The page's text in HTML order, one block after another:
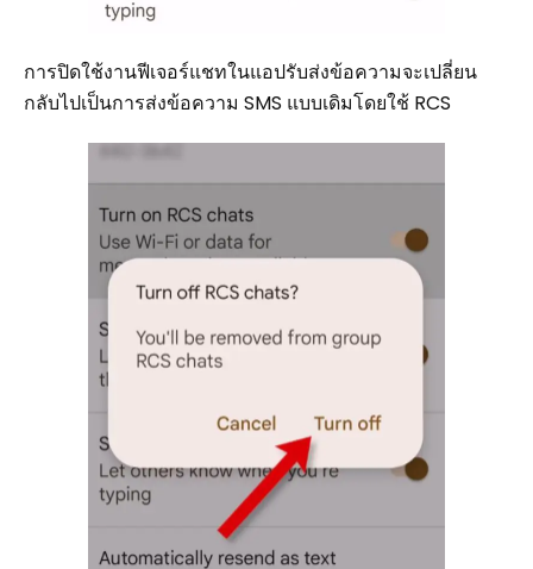
การปิดใช้งานฟีเจอร์แชทในแอปรับส่งข้อความจะเปลี่ยน
กลับไปเป็นการส่งข้อความ SMS แบบเดิมโดยใช้ RCS